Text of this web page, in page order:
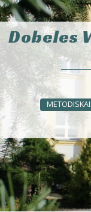
Dobeles